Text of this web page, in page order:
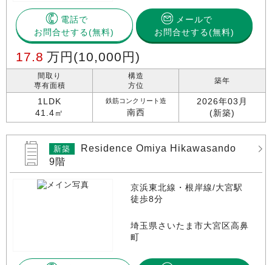
電話で
お問合せする
メールで
お問合せする(無料)
17.8 万円 (10,000円)
間取り
専有面積
1LDK
41.4㎡
構造
方位
鉄筋コンクリート造
南西
築年
2026年03月
(新築)
新築
Residence Omiya Hikawasando
9階
京浜東北線・根岸線/大宮駅
徒歩8分
埼玉県さいたま市大宮区高鼻
町